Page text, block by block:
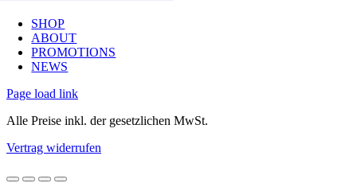
SHOP
ABOUT
PROMOTIONS
NEWS
Page load link
Alle Preise inkl. der gesetzlichen MwSt.
Vertrag widerrufen